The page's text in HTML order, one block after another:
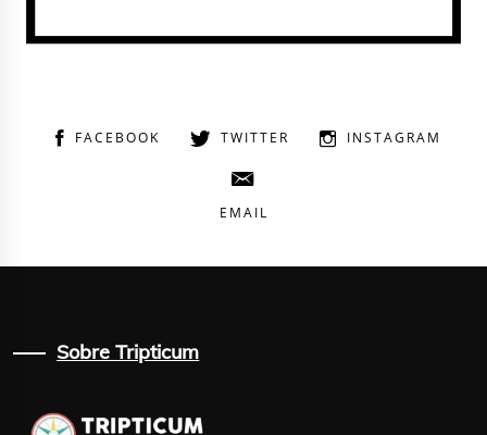
FACEBOOK TWITTER INSTAGRAM
EMAIL
Sobre Tripticum